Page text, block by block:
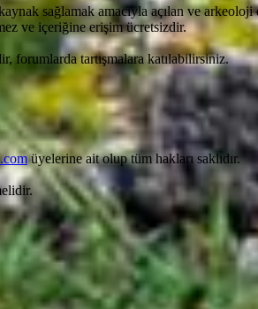
sağlamak amacıyla açılan ve
ve içeriğine erişim ücretsizdir.
forumlarda tartışmalara katılabilirsiniz.
.comüyelerine ait olup tüm hakları saklıdır.